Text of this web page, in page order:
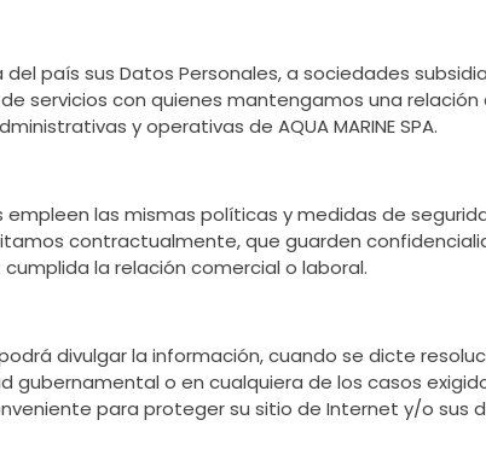
del país sus Datos Personales, a sociedades
servicios con quienes mantengamos una
y operativas de AQUA MARINE SPA.
las mismas políticas y medidas de
contractualmente, que guarden
la relación comercial o laboral.
podrá divulgar la información, cuando se dicte
o en cualquiera de los casos
para proteger su sitio de Internet y/o sus